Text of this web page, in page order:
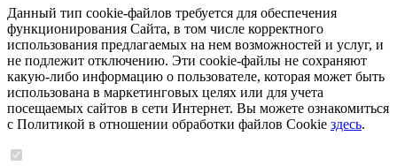
Данный тип cookie-файлов требуется для обеспечения
функционирования Сайта, в том числе корректного
использования предлагаемых на нем возможностей и услуг, и
не подлежит отключению. Эти cookie-файлы не сохраняют
какую-либо информацию о пользователе, которая может быть
использована в маркетинговых целях или для учета
посещаемых сайтов в сети Интернет. Вы можете ознакомиться
с Политикой в отношении обработки файлов Cookie здесь.